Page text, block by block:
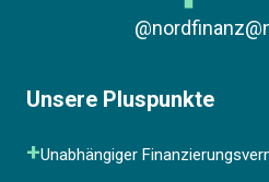
@nordfinanz
Unsere Pluspunkte
Unabhängiger